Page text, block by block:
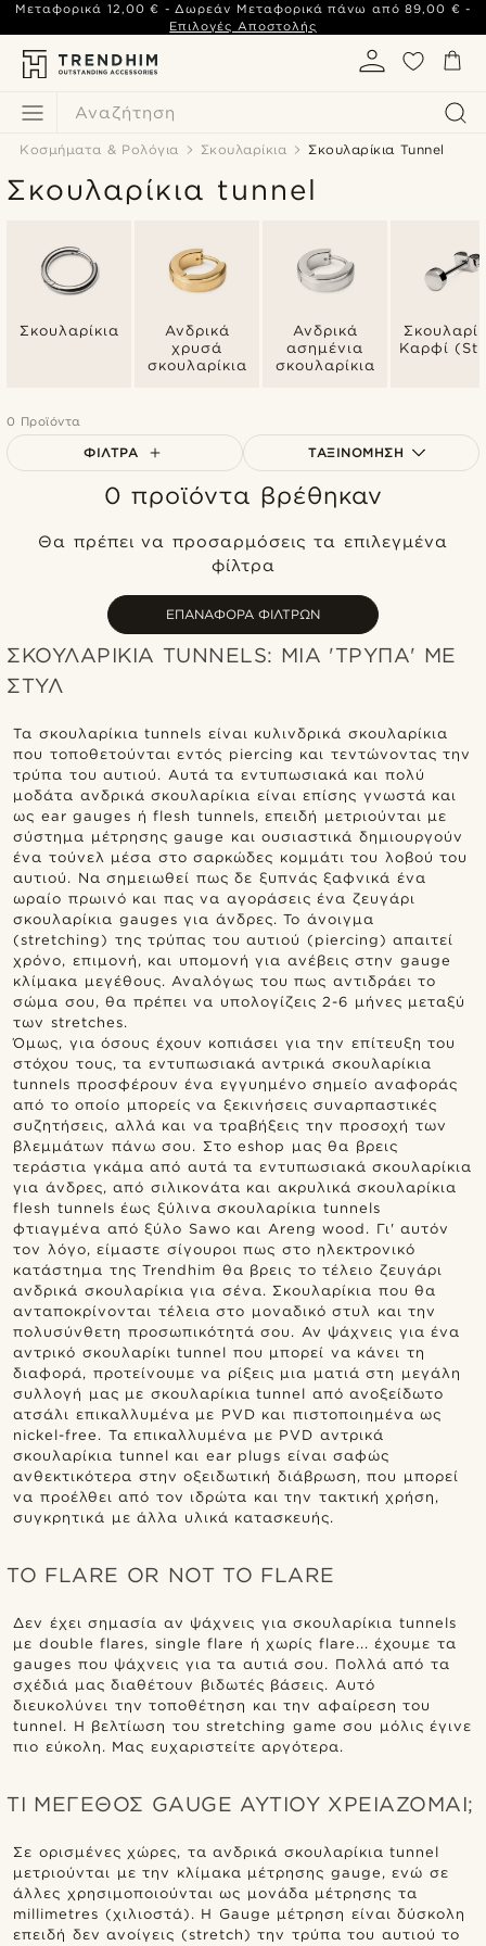
Αναζήτηση
Μεταφορικά 12,00 € - Δωρεάν Μεταφορικά πάνω από 89,00 € -
Επιλογές Αποστολής
Κοσμήματα & Ρολόγια Σκουλαρίκια Σκουλαρίκια Tunnel
Σκουλαρίκια tunnel
Σκουλαρίκια
Ανδρικά
χρυσά
σκουλαρίκια
Ανδρικά
ασημένια
σκουλαρίκια
Καρφί
0 Προϊόντα
ΦΊΛΤΡΑ ΤΑΞΙΝΌΜΗΣΗ
Δημοφιλέστερα
0 προϊόντα βρέθηκαν
Θα πρέπει να προσαρμόσεις τα επιλεγμένα
φίλτρα
ΕΠΑΝΑΦΟΡΆ ΦΊΛΤΡΩΝ
ΣΚΟΥΛΑΡΙΚΙΑ TUNNELS: ΜΙΑ 'ΤΡΥΠΑ' ΜΕ
ΣΤΥΛ
Τα σκουλαρίκια tunnels είναι κυλινδρικά σκουλαρίκια
που τοποθετούνται εντός piercing και τεντώνοντας την
τρύπα του αυτιού. Αυτά τα εντυπωσιακά και πολύ
μοδάτα ανδρικά σκουλαρίκια είναι επίσης γνωστά και
ως ear gauges ή flesh tunnels, επειδή μετριούνται με
σύστημα μέτρησης gauge και ουσιαστικά δημιουργούν
ένα τούνελ μέσα στο σαρκώδες κομμάτι του λοβού του
αυτιού. Nα σημειωθεί πως δε ξυπνάς ξαφνικά ένα
ωραίο πρωινό και πας να αγοράσεις ένα ζευγάρι
σκουλαρίκια gauges για άνδρες. Το άνοιγμα
(stretching) της τρύπας του αυτιού (piercing) απαιτεί
χρόνο, επιμονή, και υπομονή για ανέβεις στην gauge
κλίμακα μεγέθους. Αναλόγως του πως αντιδράει το
σώμα σου, θα πρέπει να υπολογίζεις 2-6 μήνες μεταξύ
των stretches.
Όμως, για όσους έχουν κοπιάσει για την επίτευξη του
στόχου τους, τα εντυπωσιακά αντρικά σκουλαρίκια
tunnels προσφέρουν ένα εγγυημένο σημείο αναφοράς
από το οποίο μπορείς να ξεκινήσεις συναρπαστικές
συζητήσεις, αλλά και να τραβήξεις την προσοχή των
βλεμμάτων πάνω σου. Στο eshop μας θα βρεις
τεράστια γκάμα από αυτά τα εντυπωσιακά σκουλαρίκια
για άνδρες, από σιλικονάτα και ακρυλικά σκουλαρίκια
flesh tunnels έως ξύλινα σκουλαρίκια tunnels
φτιαγμένα από ξύλο Sawo και Areng wood. Γι' αυτόν
τον λόγο, είμαστε σίγουροι πως στο ηλεκτρονικό
κατάστημα της Trendhim θα βρεις το τέλειο ζευγάρι
ανδρικά σκουλαρίκια για σένα. Σκουλαρίκια που θα
ανταποκρίνονται τέλεια στο μοναδικό στυλ και την
πολυσύνθετη προσωπικότητά σου. Αν ψάχνεις για ένα
αντρικό σκουλαρίκι tunnel που μπορεί να κάνει τη
διαφορά, προτείνουμε να ρίξεις μια ματιά στη μεγάλη
συλλογή μας με σκουλαρίκια tunnel από ανοξείδωτο
ατσάλι επικαλλυμένα με PVD και πιστοποιημένα ως
nickel-free. Τα επικαλλυμένα με PVD αντρικά
σκουλαρίκια tunnel και ear plugs είναι σαφώς
ανθεκτικότερα στην οξειδωτική διάβρωση, που μπορεί
να προέλθει από τον ιδρώτα και την τακτική χρήση,
συγκρητικά με άλλα υλικά κατασκευής.
TO FLARE OR NOT TO FLARE
Δεν έχει σημασία αν ψάχνεις για σκουλαρίκια tunnels
με double flares, single flare ή χωρίς flare... έχουμε τα
gauges που ψάχνεις για τα αυτιά σου. Πολλά από τα
σχέδιά μας διαθέτουν βιδωτές βάσεις. Αυτό
διευκολύνει την τοποθέτηση και την αφαίρεση του
tunnel. Η βελτίωση του stretching game σου μόλις έγινε
πιο εύκολη. Μας ευχαριστείτε αργότερα.
ΤΙ ΜΕΓΕΘΟΣ GAUGE ΑΥΤΙΟΥ ΧΡΕΙΑΖΟΜΑΙ;
Σε ορισμένες χώρες, τα ανδρικά σκουλαρίκια tunnel
μετριούνται με την κλίμακα μέτρησης gauge, ενώ σε
άλλες χρησιμοποιούνται ως μονάδα μέτρησης τα
millimetres (χιλιοστά). H Gauge μέτρηση είναι δύσκολη
επειδή δεν ανοίγεις (stretch) την τρύπα του αυτιού το